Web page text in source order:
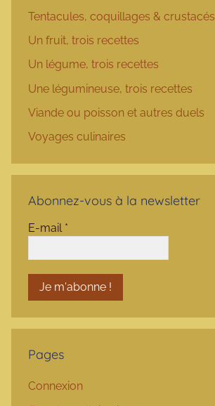
Tentacules, coquillages & crustacés
Un fruit, trois recettes
Un légume, trois recettes
Une légumineuse, trois recettes
Viande ou poisson et autres duels
Voyages culinaires
Abonnez-vous à la newsletter
E-mail *
Pages
Connexion